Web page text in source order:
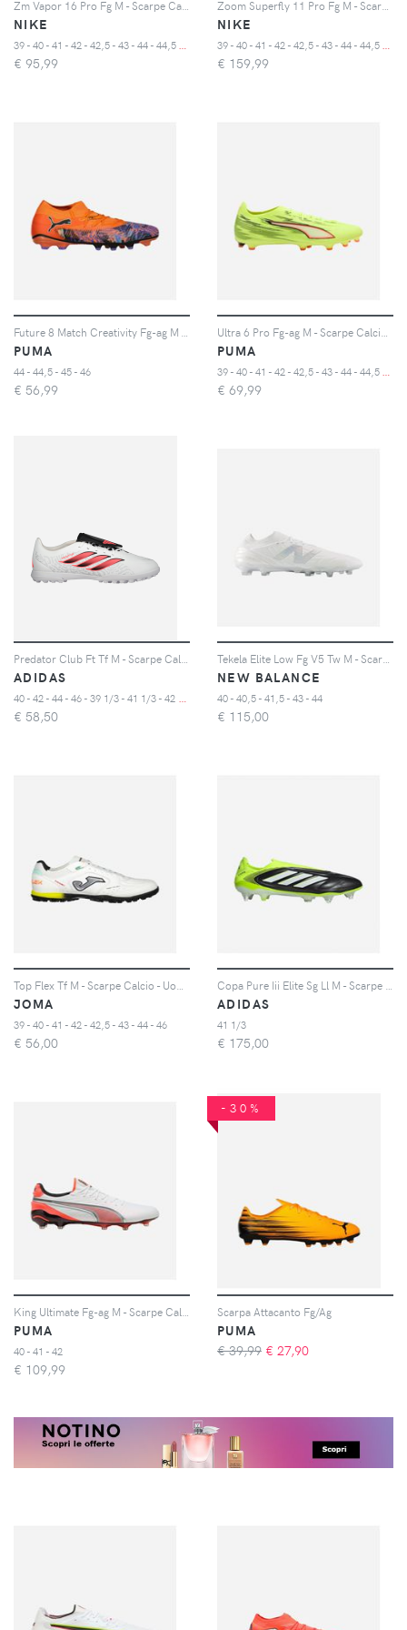
Zm Vapor 16 Pro Fg M - Scarpe Calcio - Uomo - Color Mix
NIKE
3
9 - 40 - 41 - 42 - 42,5 - 43 - 44 - 44,5 - 45 - 46 - 47
€ 95,99
Zoom Superfly 11 Pro Fg M - Scarpe Calcio - Uomo - Color Mix
NIKE
3
9 - 40 - 41 - 42 - 42,5 - 43 - 44 - 44,5 - 45 - 46 - 47
€ 159,99
Future 8 Match Creativity Fg-ag M - Scarpe Calcio - Uomo
PUMA
44 - 44,5 - 45 - 46
€ 56,99
Ultra 6 Pro Fg-ag M - Scarpe Calcio - Uomo - Color Mix
PUMA
3
9 - 40 - 41 - 42 - 42,5 - 43 - 44 - 44,5 - 45 - 46 - 47
€ 69,99
Predator Club Ft Tf M - Scarpe Calcio - Uomo
ADIDAS
4
0 - 42 - 44 - 46 - 39 1/3 - 41 1/3 - 42 2/3 - 44 2/3 - 45 1/3 - 47 1/3
€ 58,50
Tekela Elite Low Fg V5 Tw M - Scarpe Calcio - Uomo - Color Mix
NEW BALANCE
40 - 40,5 - 41,5 - 43 - 44
€ 115,00
Top Flex Tf M - Scarpe Calcio - Uomo - Color Mix
JOMA
39 - 40 - 41 - 42 - 42,5 - 43 - 44 - 46
€ 56,00
Copa Pure Iii Elite Sg Ll M - Scarpe Calcio - Uomo - Color Mix
ADIDAS
41 1/3
€ 175,00
King Ultimate Fg-ag M - Scarpe Calcio - Uomo - Color Mix
PUMA
40 - 41 - 42
€ 109,99
-30%
Scarpa Attacanto Fg/Ag
PUMA
€ 39,99 € 27,90